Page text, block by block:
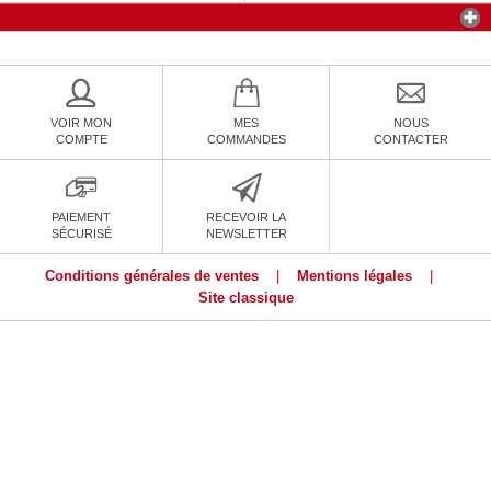
VOIR MON
COMPTE
MES
COMMANDES
NOUS
CONTACTER
PAIEMENT
SÉCURISÉ
RECEVOIR LA
NEWSLETTER
Conditions générales de ventes Mentions légales
Site classique